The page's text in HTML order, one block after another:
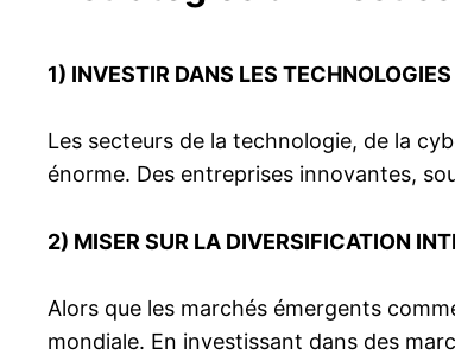
1) INVESTIR DANS LES
Les secteurs de la technologie, de la
énorme. Des entreprises innovantes,
2) MISER SUR LA DIVERSIFICATION
Alors que les marchés émergents
mondiale. En investissant dans des